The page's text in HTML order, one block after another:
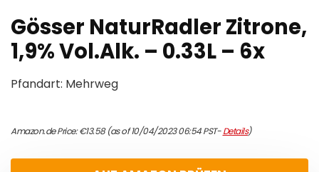
Gösser NaturRadler Zitrone,
1,9% Vol.Alk. – 0.33L – 6x
Pfandart: Mehrweg
Amazon.de Price:€13.58(as of 10/04/2023 06:54 PST-Details)